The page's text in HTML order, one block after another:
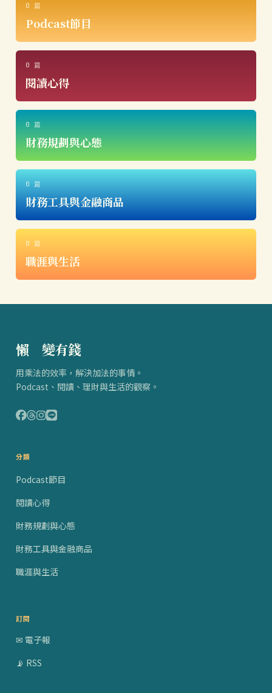
0 篇
Podcast節目
0 篇
閱讀心得
0 篇
財務規劃與心態
0 篇
財務工具與金融商品
0 篇
職涯與生活
懶得 變有錢
用乘法的效率，解決加法的事情。
Podcast、閱讀、理財與生活的觀察。
分類
Podcast節目
閱讀心得
財務規劃與心態
財務工具與金融商品
職涯與生活
訂閱
✉ 電子報
📡 RSS